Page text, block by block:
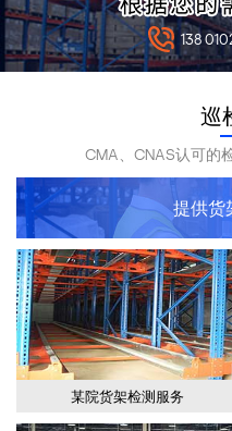
138
巡
CMA、CNAS认可的
提供货
某院货架检测服务